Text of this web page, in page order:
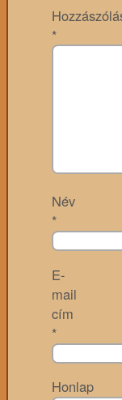
*
Név
*
E-
mail
cím
*
Honlap